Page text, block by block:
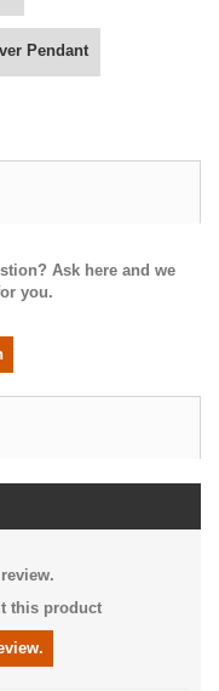
Pendant
Ask here and we
you.
this product